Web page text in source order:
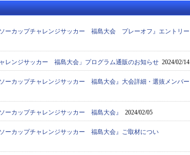
ソーカップチャレンジサッカー 福島大会 プレーオフ』エントリー
ャレンジサッカー 福島大会」プログラム通販のお知らせ 2024/02/14
ソーカップチャレンジサッカー 福島大会』大会詳細・選抜メンバー
ーカップチャレンジサッカー 福島大会』 2024/02/05
ソーカップチャレンジサッカー 福島大会』ご取材につい